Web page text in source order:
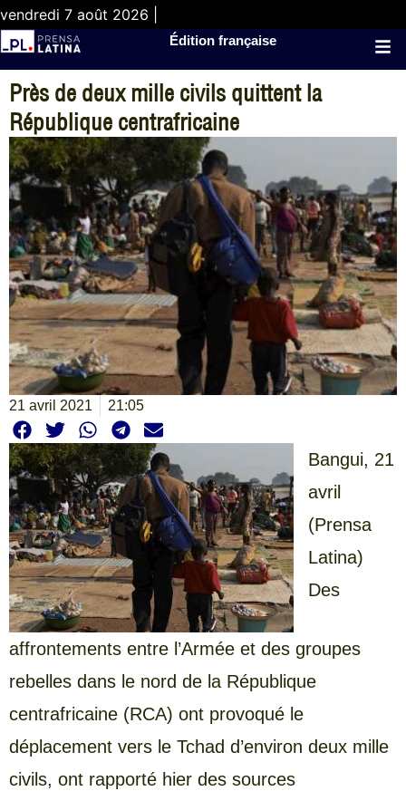
vendredi 7 août 2026 |
Édition française
Près de deux mille civils quittent la
République centrafricaine
21 avril 2021 21:05
Bangui, 21
avril
(Prensa
Latina)
Des
affrontements entre l’Armée et des groupes
rebelles dans le nord de la République
centrafricaine (RCA) ont provoqué le
déplacement vers le Tchad d’environ deux mille
civils, ont rapporté hier des sources